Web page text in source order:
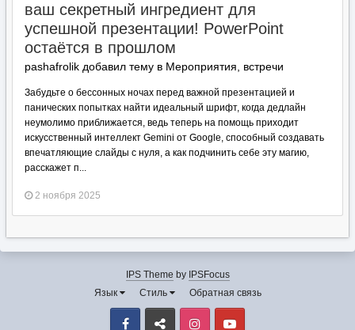
ваш секретный ингредиент для
успешной презентации! PowerPoint
остаётся в прошлом
pashafrolik добавил тему в Мероприятия, встречи
Забудьте о бессонных ночах перед важной презентацией и
панических попытках найти идеальный шрифт, когда дедлайн
неумолимо приближается, ведь теперь на помощь приходит
искусственный интеллект Gemini от Google, способный создавать
впечатляющие слайды с нуля, а как подчинить себе эту магию,
расскажет п...
2 ноября 2025
IPS Theme by IPSFocus
Язык
Стиль Обратная связь
Facebook VK Instagram